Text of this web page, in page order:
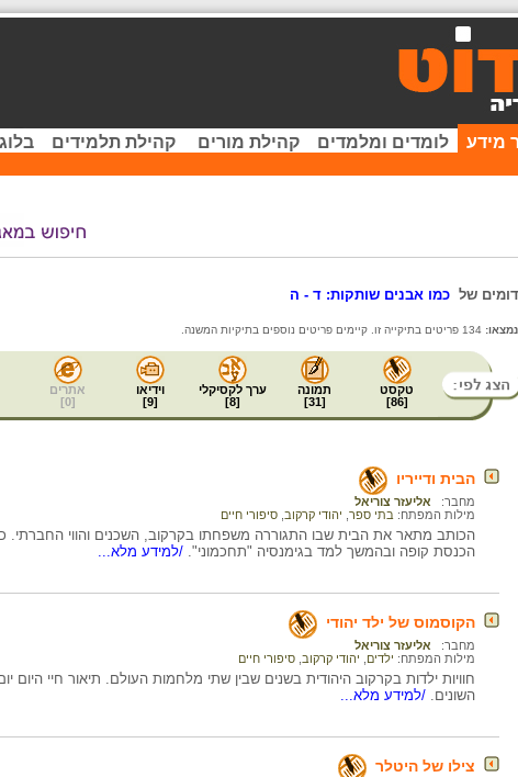
מידע לומדים ומלמדים קהילת מורים קהילת תלמידים
של כמו אבנים שותקות: ד - ה
נמצאו:
טקסט
[
86
]
תמונה
[
31
]
ערך לקסיקלי
[
8
]
וידיאו
[
9
]
אתרים
[
0
]
הבית ודייריו
מחבר:
אליעזר צוריאל
מילות המפתח: בתי ספר יהודי קרקוב סיפורי חיים
הכותב מתאר את הבית שבו התגוררה משפחתו בקרקוב, השכנים והווי
הכנסת קופה ובהמשך למד בגימנסיה "תחכמוני". /למידע מלא...
הקוסמוס של ילד יהודי
מחבר:
אליעזר צוריאל
מילות המפתח: ילדים יהודי קרקוב סיפורי חיים
חוויות ילדות בקרקוב היהודית בשנים שבין שתי מלחמות העולם. תיאור חיי היום
השונים. /למידע מלא...
צילו של היטלר